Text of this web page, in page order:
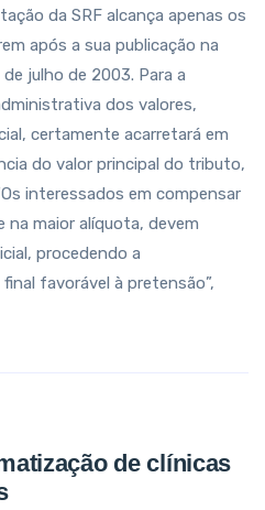
da SRF alcança apenas os
após a sua publicação na
julho de 2003. Para a
dos valores,
certamente acarretará em
do valor principal do tributo,
interessados em compensar
maior alíquota, devem
procedendo a
favorável à pretensão”,
de clínicas